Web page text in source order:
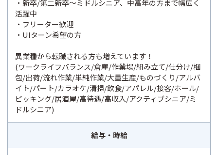
・新卒/第二新卒〜ミドルシニア、中高年の方まで幅広く
活躍中
・フリーター歓迎
・UIターン希望の方
異業種から転職される方も増えています！
(ワークライフバランス/倉庫/作業場/組み立て/仕分け/梱
包/出荷/流れ作業/単純作業/大量生産/ものづくり/アルバ
イト/パート/カラオケ/清掃/飲食/アパレル/接客/ホール/
ピッキング/居酒屋/高待遇/高収入/アクティブシニア/ミ
ドルシニア)
給与・時給